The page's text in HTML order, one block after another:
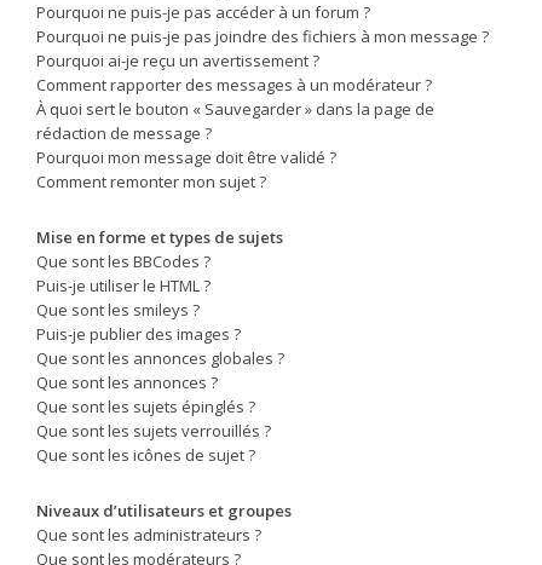
Pourquoi ne puis-je pas accéder à un forum ?
Pourquoi ne puis-je pas joindre des fichiers à mon message ?
Pourquoi ai-je reçu un avertissement ?
Comment rapporter des messages à un modérateur ?
À quoi sert le bouton « Sauvegarder » dans la page de
rédaction de message ?
Pourquoi mon message doit être validé ?
Comment remonter mon sujet ?
Mise en forme et types de sujets
Que sont les BBCodes ?
Puis-je utiliser le HTML ?
Que sont les smileys ?
Puis-je publier des images ?
Que sont les annonces globales ?
Que sont les annonces ?
Que sont les sujets épinglés ?
Que sont les sujets verrouillés ?
Que sont les icônes de sujet ?
Niveaux d’utilisateurs et groupes
Que sont les administrateurs ?
Que sont les modérateurs ?